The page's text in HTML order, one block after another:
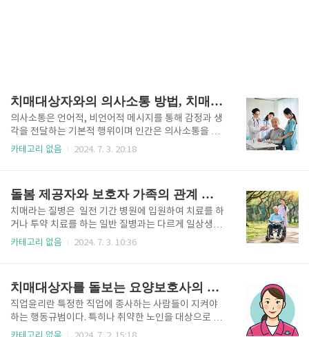
치매대상자와의 의사소통 방법, 치매 돌봄의 목표, 가족 돌봄 전략
의사소통은 언어적, 비언어적 메시지를 통해 감정과 생
각을 전달하는 기본적 행위이며 인간은 의사소통을 통
해 관계를 형성한다. 치매환자는 언어 및 인지의 저하로
을 한다면 치료적 관계가 형성되고 효과적인 돌봄이 이
루어진다. 치매대상자와의 의사소통 원칙 치매대상자
와 의사소통을 함에 있어서의 대원칙은 하나이다. 그것
은 대상자를 인간으로서 존중해야 한다는 것이다. 의사
소통은 단순히 말로 주고받는 것이 아니라, 마음을 주고
한 환경을 만들어 주며, 언어적 방법..
카테고리 없음 2024. 7. 3. 20:18
돌봄 제공자와 보호자 가족의 관계 형성의 필요성과 과정 및 유형
치매라는 질병은 일전 기간 병원에 입원하여 치료를 하
거나 투약 치료를 하는 일반 질병과는 다르게 일상생활
이 이루어지는 가운데 생활 자체에 대한 돌봄과 치료가
정도 대리할 수 있는 보호자와의 관계 형성이 매우 중요
하다. 보호자는 대부분 환자의 가족이므로 가족과 요양
보호사와의 관계 형성에 대해 알아보도록 한다.관계 형
성이 중요한 이유와 필요성 치매대상자의 보호자인 가
카테고리 없음 2024. 7. 3. 10:36
치매대상자를 돌보는 요양보호사의 윤리와 직업태도, 윤리강령
직업윤리란 특정한 직업에 종사하는 사람들이 지켜야
하는 행동규범이다. 특히나 취약한 노인을 대상으로 돌
봄 서비스를 제공하는 요양보호사는 그 업무이 특성상